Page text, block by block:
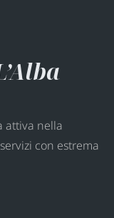
attiva nella
con estrema